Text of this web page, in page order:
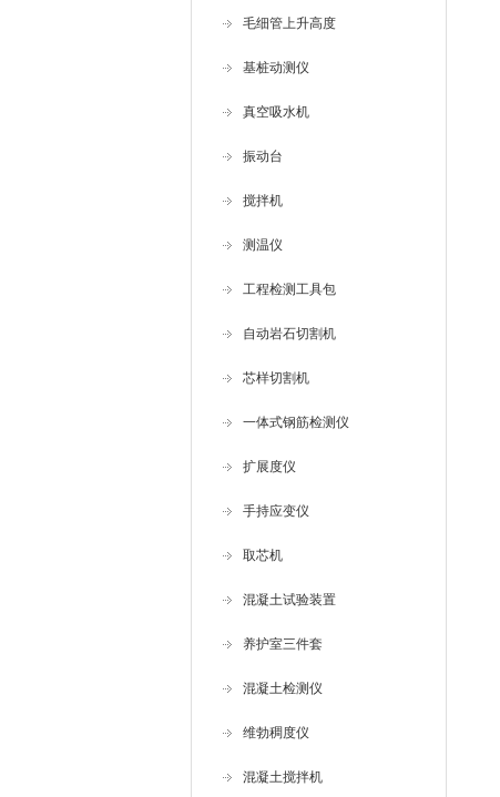
毛细管上升高度
基桩动测仪
真空吸水机
振动台
搅拌机
测温仪
工程检测工具包
自动岩石切割机
芯样切割机
一体式钢筋检测仪
扩展度仪
手持应变仪
取芯机
混凝土试验装置
养护室三件套
混凝土检测仪
维勃稠度仪
混凝土搅拌机